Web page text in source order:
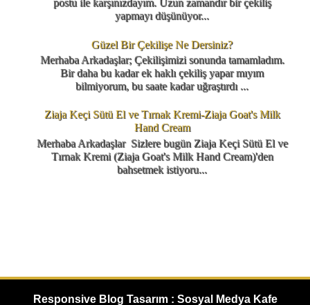
postu ile karşınızdayım. Uzun zamandır bir çekiliş
yapmayı düşünüyor...
Güzel Bir Çekilişe Ne Dersiniz?
Merhaba Arkadaşlar; Çekilişimizi sonunda tamamladım.
Bir daha bu kadar ek haklı çekiliş yapar mıyım
bilmiyorum, bu saate kadar uğraştırdı ...
Ziaja Keçi Sütü El ve Tırnak Kremi-Ziaja Goat's Milk
Hand Cream
Merhaba Arkadaşlar Sizlere bugün Ziaja Keçi Sütü El ve
Tırnak Kremi (Ziaja Goat's Milk Hand Cream)'den
bahsetmek istiyoru...
Responsive Blog Tasarım : Sosyal Medya Kafe